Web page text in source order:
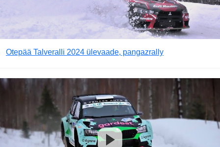
Otepää Talveralli 2024 ülevaade, pangazrally